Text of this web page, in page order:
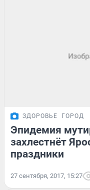
ЗДОРОВЬЕ ГОРОД
Эпидемия
захлестнёт
праздники
27 сентября, 2017, 15:27